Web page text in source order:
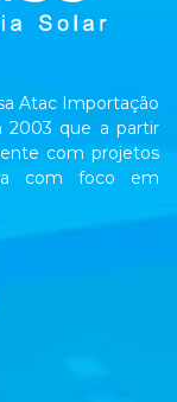
Atac Importação
2003 que a partir
com projetos
com foco em